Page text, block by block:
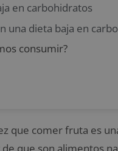
en carbohidratos
una dieta baja en
consumir?
que comer fruta es